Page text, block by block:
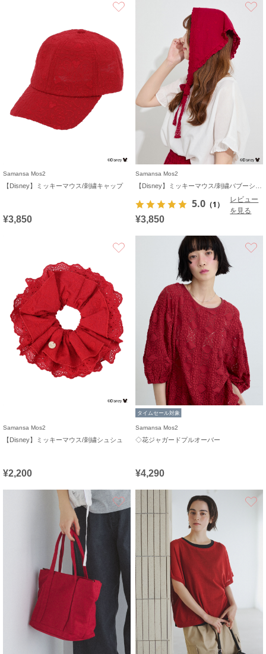
Samansa Mos2
【Disney】ミッキーマウス/刺繍キャップ
¥3,850
Samansa Mos2
5.0 （1）
レビュー
を見る
¥3,850
Samansa Mos2
【Disney】ミッキーマウス/刺繍シュシュ
¥2,200
タイムセール対象
Samansa Mos2
◇花ジャガードプルオーバー
¥4,290
お気に入り